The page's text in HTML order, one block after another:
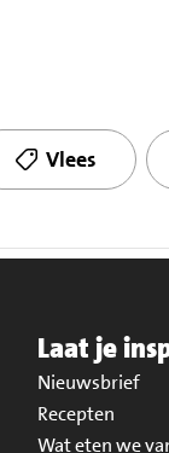
Vlees
Laat je
Nieuwsbrief
Recepten
Wat eten we